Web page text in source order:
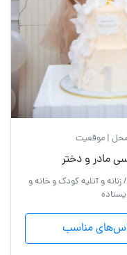
| موقعیت
مادر و دختر
زنانه و آتلیه کودک و خانه و
مناسب